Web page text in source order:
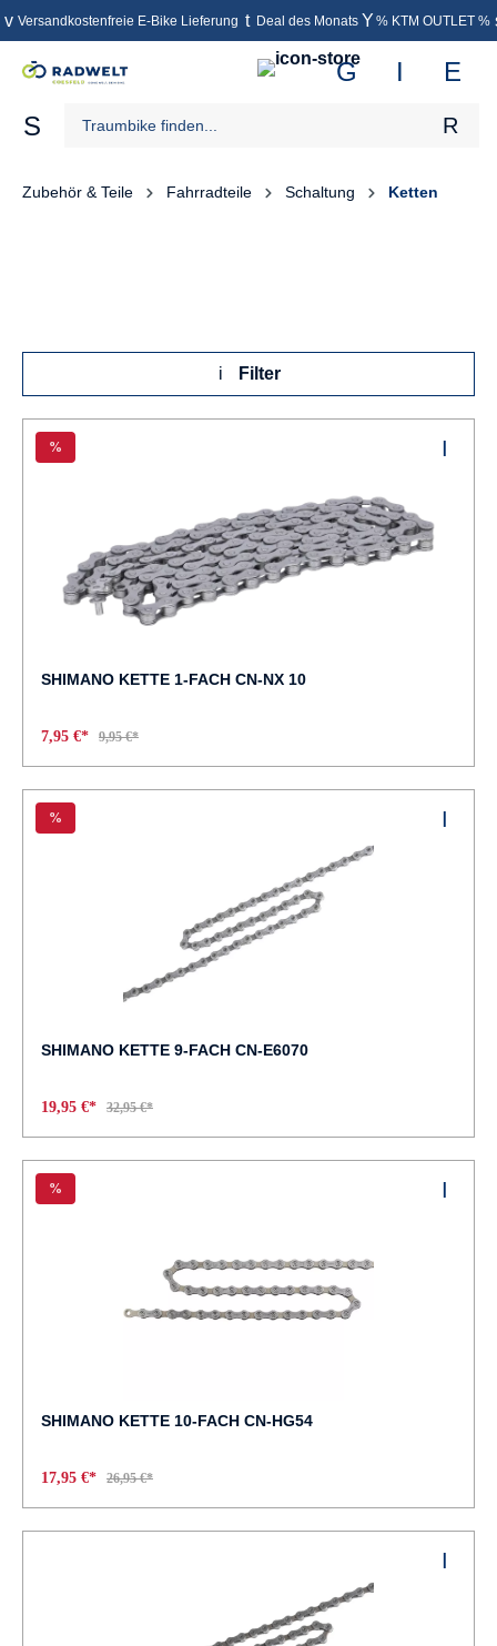
springen
Versandkostenfreie E-Bike Lieferung Deal des Monats % KTM OUTLET %
Zubehör & Teile Fahrradteile Schaltung Ketten
Filter
%
SHIMANO KETTE 1-FACH CN-NX 10
7,95 €* 9,95 €*
%
SHIMANO KETTE 9-FACH CN-E6070
19,95 €* 32,95 €*
%
SHIMANO KETTE 10-FACH CN-HG54
17,95 €* 26,95 €*